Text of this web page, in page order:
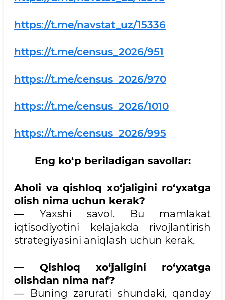
https://t.me/navstat_uz/15336
https://t.me/census_2026/951
https://t.me/census_2026/970
https://t.me/census_2026/1010
https://t.me/census_2026/995
Eng ko‘p beriladigan savollar:
Aholi va qishloq xo‘jaligini ro‘yxatga
olish nima uchun kerak?
— Yaxshi savol. Bu mamlakat
iqtisodiyotini kelajakda rivojlantirish
strategiyasini aniqlash uchun kerak.
— Qishloq xo‘jaligini ro‘yxatga
olishdan nima naf?
— Buning zarurati shundaki, qanday